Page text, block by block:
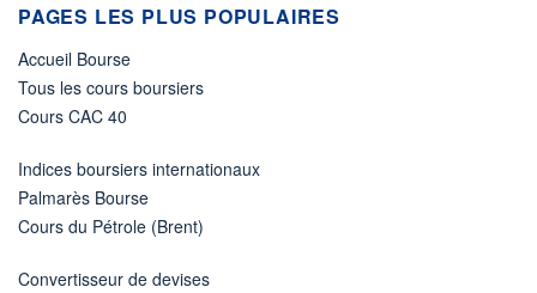
PAGES LES PLUS POPULAIRES
Accueil Bourse
Tous les cours boursiers
Cours CAC 40
Indices boursiers internationaux
Palmarès Bourse
Cours du Pétrole (Brent)
Convertisseur de devises